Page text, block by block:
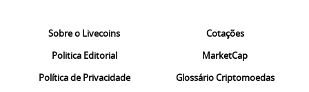
Sobre o Livecoins
Politica Editorial
Política de Privacidade
Cotações
MarketCap
Glossário Criptomoedas